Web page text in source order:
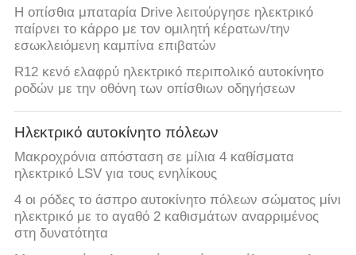
Η οπίσθια μπαταρία Drive λειτούργησε ηλεκτρικό
παίρνει το κάρρο με τον ομιλητή κέρατων/την
εσωκλειόμενη καμπίνα επιβατών
R12 κενό ελαφρύ ηλεκτρικό περιπολικό αυτοκίνητο
ροδών με την οθόνη των οπίσθιων οδηγήσεων
Ηλεκτρικό αυτοκίνητο πόλεων
Μακροχρόνια απόσταση σε μίλια 4 καθίσματα
ηλεκτρικό LSV για τους ενηλίκους
4 οι ρόδες το άσπρο αυτοκίνητο πόλεων σώματος μίνι
ηλεκτρικό με το αγαθό 2 καθισμάτων αναρριμένος
στη δυνατότητα